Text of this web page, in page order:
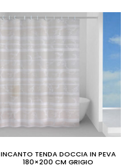
INCANTO TENDA DOCCIA IN PEVA
180×200 CM GRIGIO